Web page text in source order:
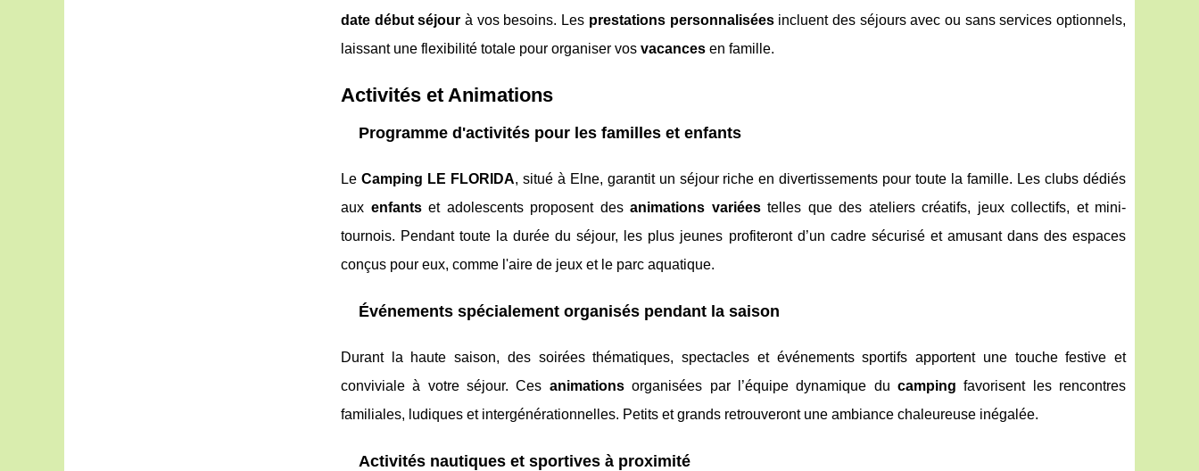
date début séjour à vos besoins. Les prestations personnaliséesincluent des séjours avec ou sans services optionnels,
laissant une flexibilité totale pour organiser vos vacances en famille.
Activités et Animations
Programme d'activités pour les familles et enfants
Le Camping LE FLORIDA, situé à Elne, garantit un séjour riche en divertissements pour toute la famille. Les clubs dédiés
aux enfantset adolescents proposent des animations variéestelles que des ateliers créatifs, jeux collectifs, et mini-
tournois. Pendant toute la durée du séjour, les plus jeunes profiteront d’un cadre sécurisé et amusant dans des espaces
conçus pour eux, comme l'aire de jeux et le parc aquatique.
Événements spécialement organisés pendant la saison
Durant la haute saison, des soirées thématiques, spectacles et événements sportifs apportent une touche festive et
conviviale à votre séjour. Ces animationsorganisées par l’équipe dynamique du camping favorisent les rencontres
familiales, ludiques et intergénérationnelles. Petits et grands retrouveront une ambiance chaleureuse inégalée.
Activités nautiques et sportives à proximité